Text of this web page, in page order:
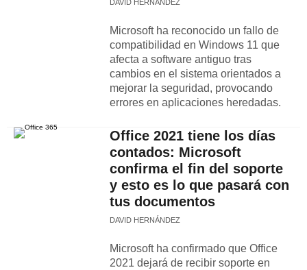
DAVID HERNÁNDEZ
Microsoft ha reconocido un fallo de
compatibilidad en Windows 11 que
afecta a software antiguo tras
cambios en el sistema orientados a
mejorar la seguridad, provocando
errores en aplicaciones heredadas.
Office 2021 tiene los días
contados: Microsoft
confirma el fin del soporte
y esto es lo que pasará con
tus documentos
DAVID HERNÁNDEZ
Microsoft ha confirmado que Office
2021 dejará de recibir soporte en